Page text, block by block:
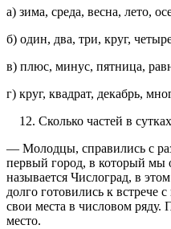
а) зима, среда, весна, лето,
б) один, два, три, круг,
в) плюс, минус, пятница,
г) круг, квадрат, декабрь,
Сколько частей в
— Молодцы, справились с
первый город, в который мы
называется Числоград, в
долго готовились к встрече
свои места в числовом ряду.
место.